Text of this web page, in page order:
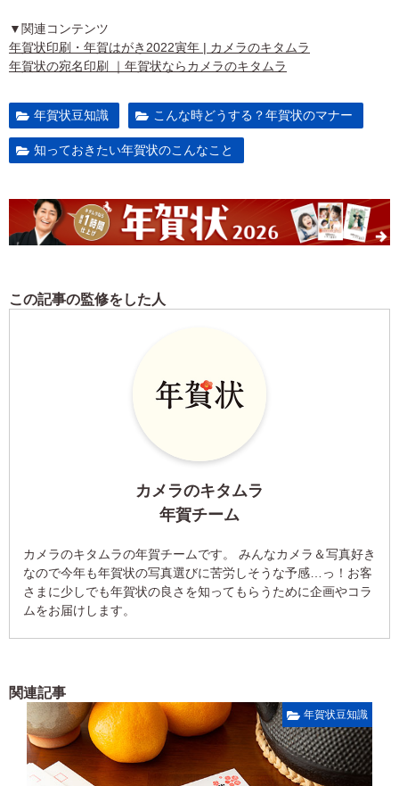
▼関連コンテンツ
年賀状印刷・年賀はがき2022寅年 | カメラのキタムラ
年賀状の宛名印刷 ｜年賀状ならカメラのキタムラ
年賀状豆知識 こんな時どうする？年賀状のマナー
知っておきたい年賀状のこんなこと
この記事の監修をした人
カメラのキタムラ
年賀チーム
カメラのキタムラの年賀チームです。 みんなカメラ＆写真好き
なので今年も年賀状の写真選びに苦労しそうな予感…っ！お客
さまに少しでも年賀状の良さを知ってもらうために企画やコラ
ムをお届けします。
関連記事
年賀状豆知識